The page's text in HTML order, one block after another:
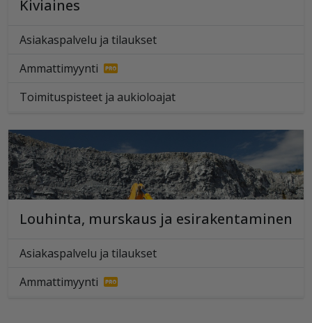
Kiviaines
Asiakaspalvelu ja tilaukset
Ammattimyynti
Toimituspisteet ja aukioloajat
Louhinta, murskaus ja esirakentaminen
Asiakaspalvelu ja tilaukset
Ammattimyynti